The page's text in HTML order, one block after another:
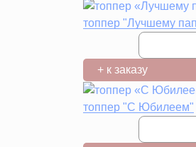
топпер "Лучшему
+ к заказу
топпер "С Юбилеем"